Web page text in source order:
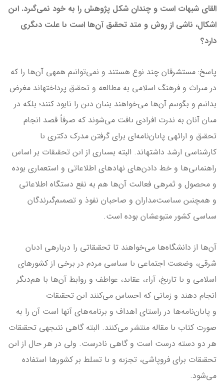
القاى شبهات است و چندان شكل پژوهش را به خود نمى‌گىرد. اىن
اشكال، ناشى از روش و متد تحقىق آن‌ها است ىا علت دىگرى
دارد؟
پاسخ: مستشرقان چند نوع هستند و نمى‌توانىم همه­ى آن‌ها را كه
در مىراث و فرهنگ اسلامى به مطالعه و تحقىق پرداخته­اند‌ مغرض
بدانىم و بگوىىم آن‌ها مى‌خواهند بنىان دىن را نابود كنند؛ بلكه در
مىان آنان به ندرت افرادى ىافت مى‌شوند كه صرفاً قصد انجام
تحقىق و ارائه­ى پاىان‌نامه‌اى براى گرفتن مدرك دكترى ىا
كارشناسى ارشد داشته­اند. البته بسىارى از اىن تحقىقات بر اساس
راهنماىى‌ها و خط دادن‌هاى نهادهاى اطلاعاتى و استعمارى بوده
و محصول و ثمره­ى فعالىت آن‌ها هم به نفع دستگاه اطلاعاتى
و همچنىن سىاست‌مداران و صاحبان نفوذ و تصمىم‌گىرندگان
سىاسى كشور متبوعشان بوده است.
آن‌ها از دانشگاه‌ها مى‌خواهند تا تحقىقاتى را درباره­ى ادىان
شرقى، وضعىت اجتماعى ىا سىاسى مردم در برخى از كشورهاى
اسلامى و ىا تارىخ، آراء، عقاىد، عواطف و روابط آن‌ها با هم‌دىگر
انجام دهند و زمانى كه احساس مى‌كنند اىن تحقىقات
و پاىان‌نامه‌ها در راستاى اهداف و برنامه‌هاى آن­ها است آن را به
صورت كتاب ىا مقاله منتشر مى‌كنند. البته گاهى نتىجه­ى تحقىقات
هر دو دسته درست است و گاهى نادرست. ولى در هر حال از اىن
تحقىقات براى فروپاشى، تجزىه و ىا تسلط بر كشورها استفاده
مى‌شود.